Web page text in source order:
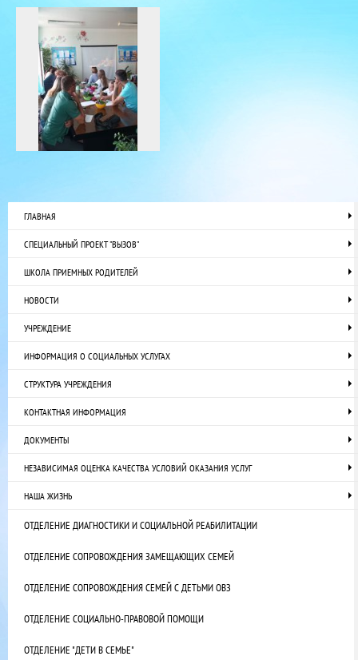
ГЛАВНАЯ
СПЕЦИАЛЬНЫЙ ПРОЕКТ "ВЫЗОВ"
ШКОЛА ПРИЕМНЫХ РОДИТЕЛЕЙ
НОВОСТИ
УЧРЕЖДЕНИЕ
ИНФОРМАЦИЯ О СОЦИАЛЬНЫХ УСЛУГАХ
СТРУКТУРА УЧРЕЖДЕНИЯ
КОНТАКТНАЯ ИНФОРМАЦИЯ
ДОКУМЕНТЫ
НЕЗАВИСИМАЯ ОЦЕНКА КАЧЕСТВА УСЛОВИЙ ОКАЗАНИЯ УСЛУГ
НАША ЖИЗНЬ
ОТДЕЛЕНИЕ ДИАГНОСТИКИ И СОЦИАЛЬНОЙ РЕАБИЛИТАЦИИ
ОТДЕЛЕНИЕ СОПРОВОЖДЕНИЯ ЗАМЕЩАЮЩИХ СЕМЕЙ
ОТДЕЛЕНИЕ СОПРОВОЖДЕНИЯ СЕМЕЙ С ДЕТЬМИ ОВЗ
ОТДЕЛЕНИЕ СОЦИАЛЬНО-ПРАВОВОЙ ПОМОЩИ
ОТДЕЛЕНИЕ "ДЕТИ В СЕМЬЕ"